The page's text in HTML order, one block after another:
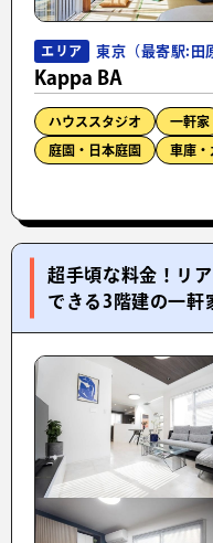
エリア 東京（最寄駅:田
Kappa BA
ハウススタジオ 一軒家
庭園・日本庭園 車庫・
超手頃な料金！リ
できる3階建の一軒